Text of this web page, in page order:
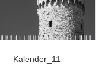
Kalender_11